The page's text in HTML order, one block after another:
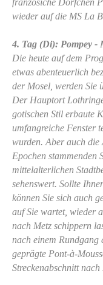
französiche Dörfchen
wieder auf die MS La
4. Tag (Di): Pompey -
Die heute auf dem
etwas abenteuerlich
der Mosel, werden Sie
Der Hauptort
gotischen Stil erbaute
umfangreiche Fenster
wurden. Aber auch die
Epochen stammenden
mittelalterlichen
sehenswert. Sollte
können Sie sich auch
auf Sie wartet, wieder
nach Metz schippern
nach einem Rundgang
geprägte Pont-à-
Streckenabschnitt